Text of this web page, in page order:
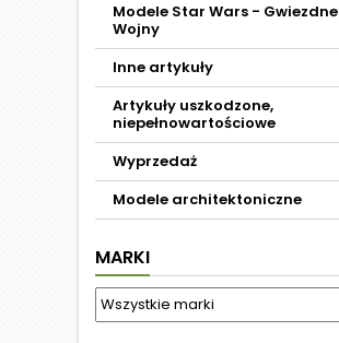
Modele Star Wars - Gwiezdne
Wojny
Inne artykuły
Artykuły uszkodzone,
niepełnowartościowe
Wyprzedaż
Modele architektoniczne
MARKI